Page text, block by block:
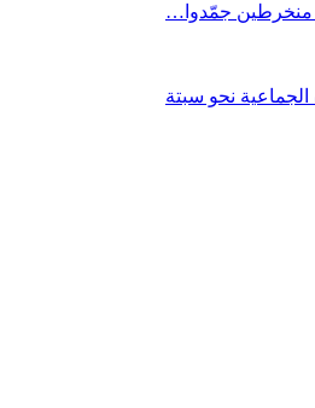
منخرطين جمّدوا…
نحو سبتة